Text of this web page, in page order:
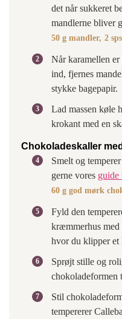
det når sukkeret
mandlerne bliver
50 g mandler, 2
Når karamellen
ind, fjernes
stykke bagepapir.
Lad massen køle
krokant med en
Chokoladeskaller
Smelt og
gerne vores guide
60 g god mørk
Fyld den
kræmmerhus med
hvor du klipper et
Sprøjt stille og
chokoladeformen
Stil
tempererer